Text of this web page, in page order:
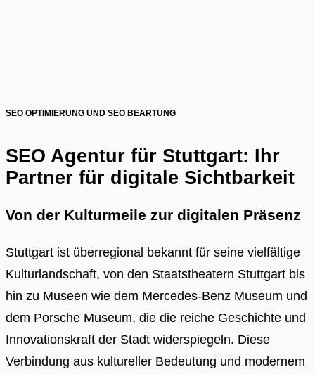
SEO OPTIMIERUNG UND SEO BEARTUNG
SEO Agentur für Stuttgart: Ihr
Partner für digitale Sichtbarkeit
Von der Kulturmeile zur digitalen Präsenz
Stuttgart ist überregional bekannt für seine vielfältige
Kulturlandschaft, von den Staatstheatern Stuttgart bis
hin zu Museen wie dem Mercedes-Benz Museum und
dem Porsche Museum, die die reiche Geschichte und
Innovationskraft der Stadt widerspiegeln. Diese
Verbindung aus kultureller Bedeutung und modernem